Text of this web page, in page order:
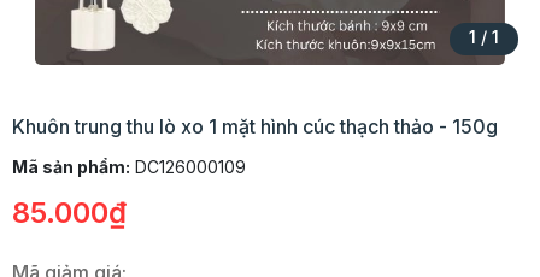
1 / 1
Khuôn trung thu lò xo 1 mặt hình cúc thạch thảo - 150g
Mã sản phẩm: DC126000109
85.000₫
Mã giảm giá: